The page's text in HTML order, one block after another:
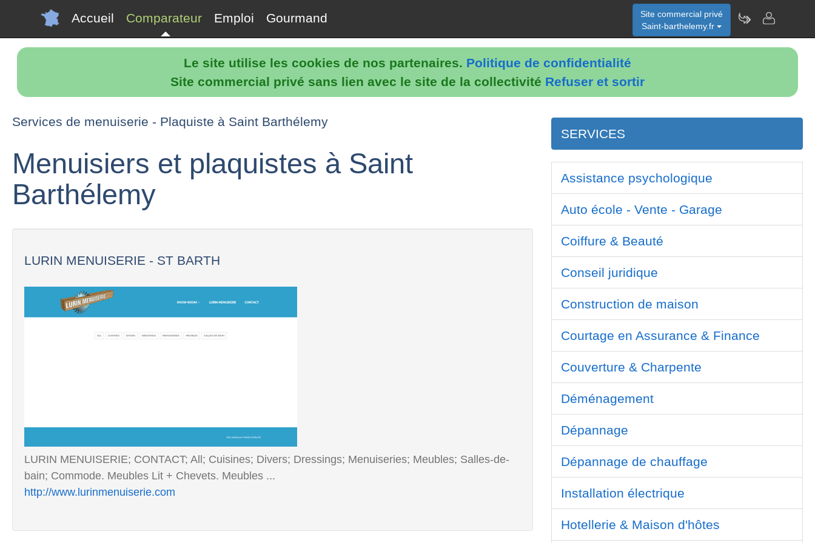
Le site utilise les cookies de nos partenaires. Politique de confidentialité
Site commercial privé sans lien avec le site de la collectivité Refuser et sortir
Accueil Comparateur Emploi Gourmand
Site commercial privé
Saint-barthelemy.fr
Services de menuiserie - Plaquiste à Saint Barthélemy
Menuisiers et plaquistes à Saint
Barthélemy
LURIN MENUISERIE - ST BARTH
LURIN MENUISERIE; CONTACT; All; Cuisines; Divers; Dressings; Menuiseries; Meubles; Salles-de-
bain; Commode. Meubles Lit + Chevets. Meubles ...
http://www.lurinmenuiserie.com
SERVICES
Assistance psychologique
Auto école - Vente - Garage
Coiffure & Beauté
Conseil juridique
Construction de maison
Courtage en Assurance & Finance
Couverture & Charpente
Déménagement
Dépannage
Dépannage de chauffage
Installation électrique
Hotellerie & Maison d'hôtes